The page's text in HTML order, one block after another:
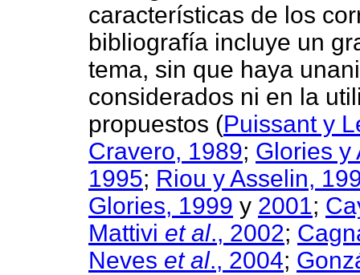
características de los
bibliografía incluye un
tema, sin que haya
considerados ni en la
propuestos (Puissant y
Cravero, 1989; Glories y
1995; Riou y Asselin,
Glories, 1999 y 2001;
Mattivi et al., 2002;
Neves et al., 2004;